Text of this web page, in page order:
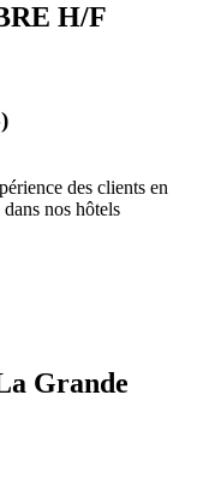
H/F
des clients en
nos hôtels
Grande